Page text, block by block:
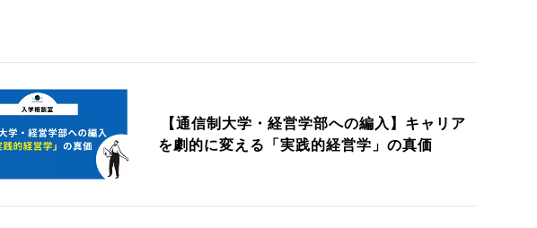
【通信制大学・経営学部への編入】キャリア
を劇的に変える「実践的経営学」の真価